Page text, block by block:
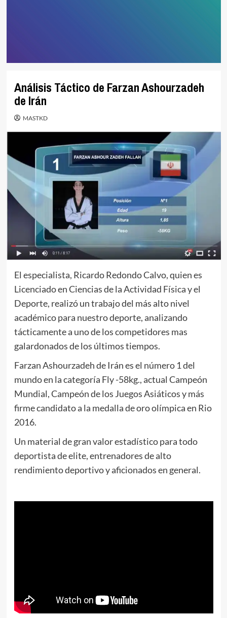
Análisis Táctico de Farzan Ashourzadeh
de Irán
MASTKD
El especialista, Ricardo Redondo Calvo, quien es
Licenciado en Ciencias de la Actividad Física y el
Deporte, realizó un trabajo del más alto nivel
académico para nuestro deporte, analizando
tácticamente a uno de los competidores mas
galardonados de los últimos tiempos.
Farzan Ashourzadeh de Irán es el número 1 del
mundo en la categoría Fly -58kg., actual Campeón
Mundial, Campeón de los Juegos Asiáticos y más
firme candidato a la medalla de oro olímpica en Rio
2016.
Un material de gran valor estadístico para todo
deportista de elite, entrenadores de alto
rendimiento deportivo y aficionados en general.